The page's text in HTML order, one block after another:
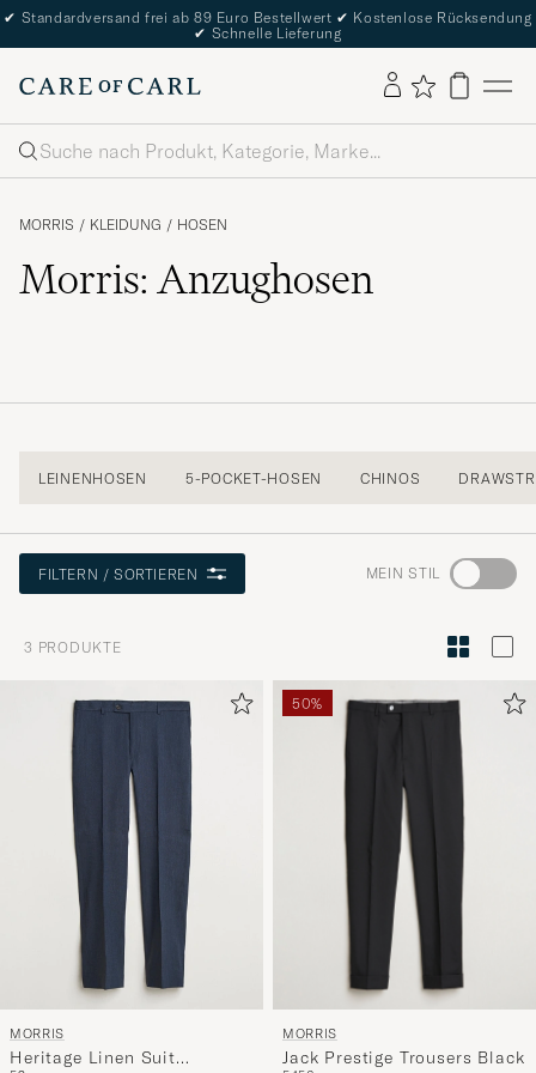
✔ Standardversand frei ab 89 Euro Bestellwert ✔ Kostenlose Rücksendung
✔ Schnelle Lieferung
Suche
MORRIS / KLEIDUNG / HOSEN
Morris: Anzughosen
LEINENHOSEN 5-POCKET-HOSEN CHINOS
FILTERN / SORTIEREN MEIN STIL Wechseln
zur
um
die
Funktion
"Mein
Stil"
zu
aktivieren
Sie
eine
3 PRODUKTE
MORRIS
Heritage Linen Suit
50%
MORRIS
Jack Prestige Trousers Black